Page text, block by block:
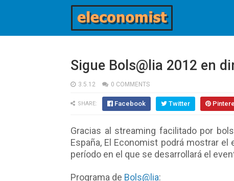
Sigue Bols@lia 2012 en
3.5.12 0 COMMENTS
SHARE: Facebook Twitter
Gracias al streaming facilitado por
España, El Economist podrá mostrar
período en el que se desarrollará el
Programa de Bols@lia: